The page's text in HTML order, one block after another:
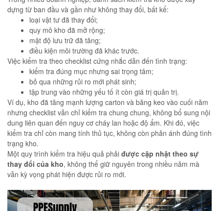
dựng từ ban đầu và gần như không thay đổi, bất kể:
loại vật tư đã thay đổi;
quy mô kho đã mở rộng;
mật độ lưu trữ đã tăng;
điều kiện môi trường đã khác trước.
Việc kiểm tra theo checklist cứng nhắc dẫn đến tình trạng:
kiểm tra đúng mục nhưng sai trọng tâm;
bỏ qua những rủi ro mới phát sinh;
tập trung vào những yếu tố ít còn giá trị quản trị.
Ví dụ, kho đã tăng mạnh lượng carton và băng keo vào cuối năm
nhưng checklist vẫn chỉ kiểm tra chung chung, không bổ sung nội
dung liên quan đến nguy cơ cháy lan hoặc độ ẩm. Khi đó, việc
kiểm tra chỉ còn mang tính thủ tục, không còn phản ánh đúng tình
trạng kho.
Một quy trình kiểm tra hiệu quả phải được cập nhật theo sự
thay đổi của kho, không thể giữ nguyên trong nhiều năm mà
vẫn kỳ vọng phát hiện được rủi ro mới.